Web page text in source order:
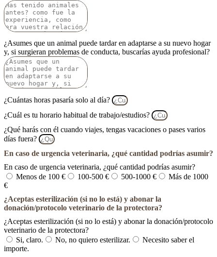
¿Asumes que un animal puede tardar en adaptarse a su nuevo hogar
y, si surgieran problemas de conducta, buscarías ayuda profesional?
¿Cuántas horas pasaría solo al día?
¿Cuál es tu horario habitual de trabajo/estudios?
¿Qué harás con él cuando viajes, tengas vacaciones o pases varios
días fuera?
En caso de urgencia veterinaria, ¿qué cantidad podrías asumir?
En caso de urgencia veterinaria, ¿qué cantidad podrías asumir?
Menos de 100 €
100-500 € 500-1000 €
Más de 1000
€
¿Aceptas esterilización (si no lo está) y abonar la
donación/protocolo veterinario de la protectora?
¿Aceptas esterilización (si no lo está) y abonar la donación/protocolo
veterinario de la protectora?
Si, claro.
No, no quiero esterilizar.
Necesito saber el
importe.